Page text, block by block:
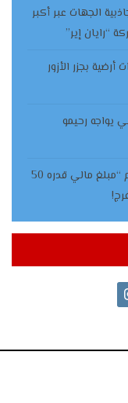
الجهات عبر أكبر
“رايان إير”
بجزر الأزور
يواجه رحيمو
الرقم الأخضر يطيح بطبيب متلبساً بتسلم “مبلغ مالي قدره 50